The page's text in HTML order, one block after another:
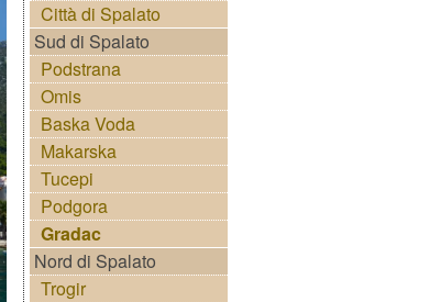
Città di Spalato
Sud di Spalato
Podstrana
Omis
Baska Voda
Makarska
Tucepi
Podgora
Gradac
Nord di Spalato
Trogir